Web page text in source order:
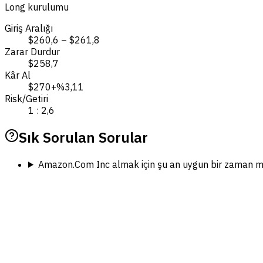
Long kurulumu
Giriş Aralığı
$260,6 – $261,8
Zarar Durdur
$258,7
Kâr Al
$270+%3,11
Risk/Getiri
1 : 2,6
Sık Sorulan Sorular
Amazon.Com Inc almak için şu an uygun bir zaman